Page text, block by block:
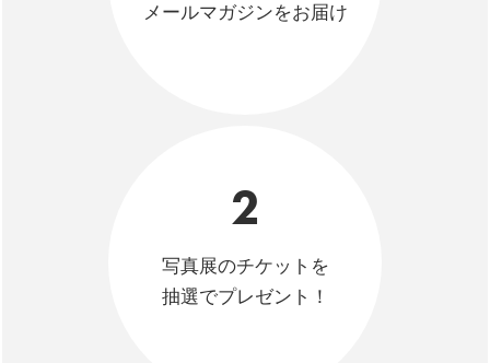
メールマガジンをお届け
2
写真展のチケットを
抽選でプレゼント！